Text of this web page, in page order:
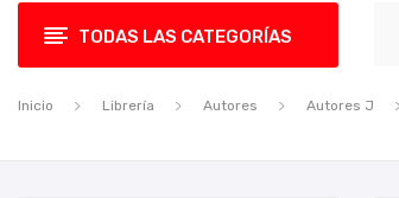
TODAS LAS CATEGORÍAS
Inicio Librería Autores Autores J